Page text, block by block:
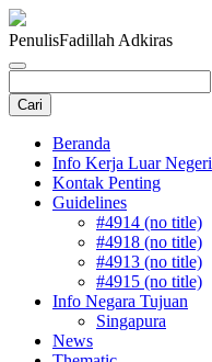
PenulisFadillah Adkiras
Beranda
Info Kerja Luar Negeri
Kontak Penting
Guidelines
#4914 (no title)
#4918 (no title)
#4913 (no title)
#4915 (no title)
Info Negara Tujuan
Singapura
News